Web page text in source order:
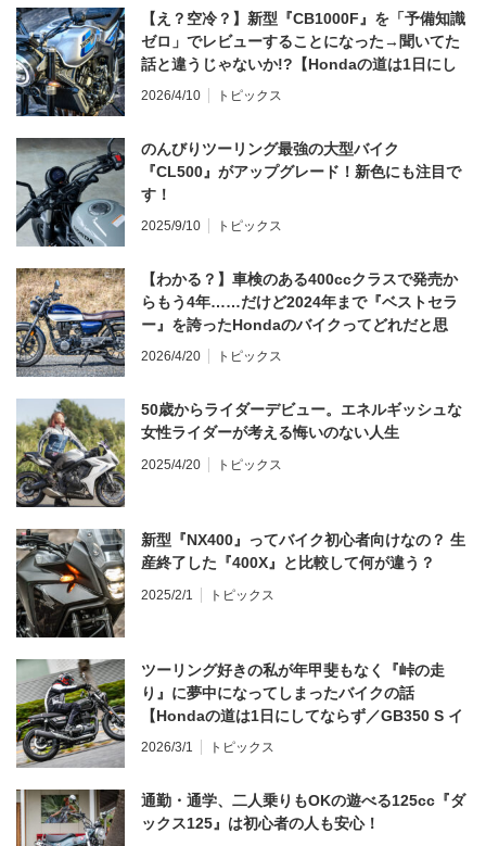
【え？空冷？】新型『CB1000F』を「予備知識
ゼロ」でレビューすることになった→聞いてた
話と違うじゃないか!?【Hondaの道は1日にし
てならず／CB1000F ①第一印象 編】
2026/4/10 トピックス
のんびりツーリング最強の大型バイク
『CL500』がアップグレード！新色にも注目で
す！
2025/9/10 トピックス
【わかる？】車検のある400ccクラスで発売か
らもう4年……だけど2024年まで『ベストセラ
ー』を誇ったHondaのバイクってどれだと思
う？
2026/4/20 トピックス
50歳からライダーデビュー。エネルギッシュな
女性ライダーが考える悔いのない人生
2025/4/20 トピックス
新型『NX400』ってバイク初心者向けなの？ 生
産終了した『400X』と比較して何が違う？
2025/2/1 トピックス
ツーリング好きの私が年甲斐もなく『峠の走
り』に夢中になってしまったバイクの話
【Hondaの道は1日にしてならず／GB350 S イ
ンプレ・レビュー 前編】
2026/3/1 トピックス
通勤・通学、二人乗りもOKの遊べる125cc『ダ
ックス125』は初心者の人も安心！